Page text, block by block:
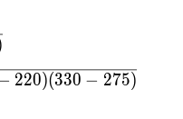
220)(330 − 275)